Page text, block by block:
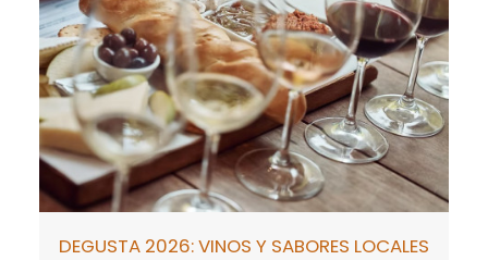
DEGUSTA 2026: VINOS Y SABORES LOCALES